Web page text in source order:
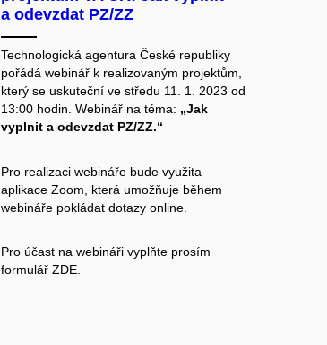
a odevzdat PZ/ZZ
Technologická agentura České republiky
pořádá webinář k realizovaným projektům,
který se uskuteční ve středu 11. 1. 2023 od
13:00 hodin. Webinář na téma: „Jak
vyplnit a odevzdat PZ/ZZ.“
Pro realizaci webináře bude využita
aplikace Zoom, která umožňuje během
webináře pokládat dotazy online.
Pro účast na webináři vyplňte prosím
formulář ZDE.